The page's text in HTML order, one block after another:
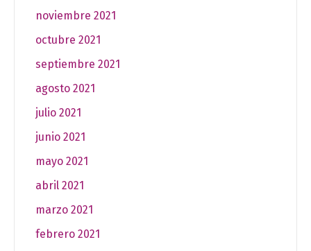
noviembre 2021
octubre 2021
septiembre 2021
agosto 2021
julio 2021
junio 2021
mayo 2021
abril 2021
marzo 2021
febrero 2021